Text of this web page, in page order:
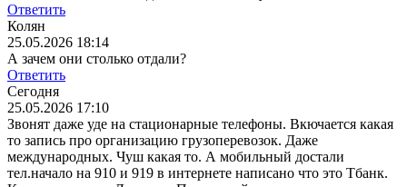
Ответить
Колян
25.05.2026 18:14
А зачем они столько отдали?
Ответить
Сегодня
25.05.2026 17:10
Звонят даже уде на стационарные телефоны. Вкючается какая
то запись про организацию грузоперевозок. Даже
международных. Чуш какая то. А мобильный достали
тел.начало на 910 и 919 в интернете написано что это Тбанк.